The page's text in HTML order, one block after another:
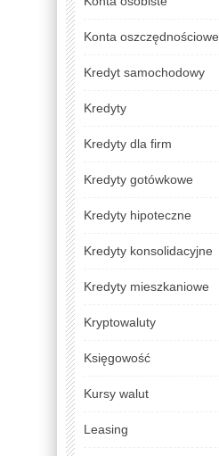
Konta oszczędnościowe
Kredyt samochodowy
Kredyty
Kredyty dla firm
Kredyty gotówkowe
Kredyty hipoteczne
Kredyty konsolidacyjne
Kredyty mieszkaniowe
Kryptowaluty
Księgowość
Kursy walut
Leasing